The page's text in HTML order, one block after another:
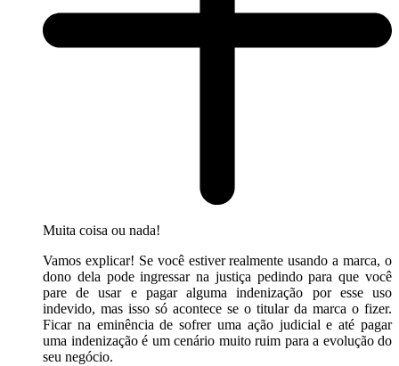
Muita coisa ou nada!
Vamos explicar! Se você estiver realmente usando a marca, o
dono dela pode ingressar na justiça pedindo para que você
pare de usar e pagar alguma indenização por esse uso
indevido, mas isso só acontece se o titular da marca o fizer.
Ficar na eminência de sofrer uma ação judicial e até pagar
uma indenização é um cenário muito ruim para a evolução do
seu negócio.